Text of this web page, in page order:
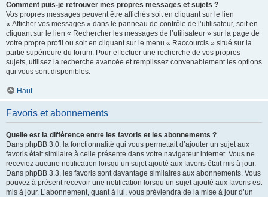
Comment puis-je retrouver mes propres messages et sujets ?
Vos propres messages peuvent être affichés soit en cliquant sur le lien
« Afficher vos messages » dans le panneau de contrôle de l’utilisateur, soit en
cliquant sur le lien « Rechercher les messages de l’utilisateur » sur la page de
votre propre profil ou soit en cliquant sur le menu « Raccourcis » situé sur la
partie supérieure du forum. Pour effectuer une recherche de vos propres
sujets, utilisez la recherche avancée et remplissez convenablement les options
qui vous sont disponibles.
Haut
Favoris et abonnements
Quelle est la différence entre les favoris et les abonnements ?
Dans phpBB 3.0, la fonctionnalité qui vous permettait d’ajouter un sujet aux
favoris était similaire à celle présente dans votre navigateur internet. Vous ne
receviez aucune notification lorsqu’un sujet ajouté aux favoris était mis à jour.
Dans phpBB 3.3, les favoris sont davantage similaires aux abonnements. Vous
pouvez à présent recevoir une notification lorsqu’un sujet ajouté aux favoris est
mis à jour. L’abonnement, quant à lui, vous préviendra de la mise à jour d’un